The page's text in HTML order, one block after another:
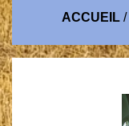
ACCUEIL /